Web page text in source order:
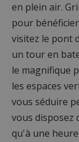
en plein air.
pour
visitez le pont
un tour en
le magnifique
les espaces
vous séduire
vous disposez
qu'à une